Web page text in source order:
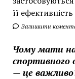
її
Залишити
Чому мати
спортивного
— це